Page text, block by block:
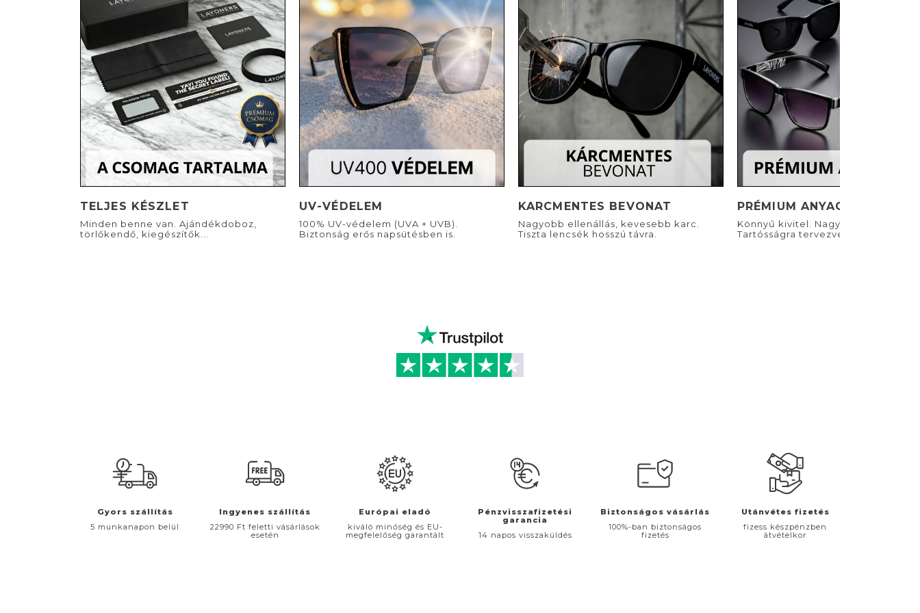
TELJES KÉSZLET
Minden benne van. Ajándékdoboz,
törlőkendő, kiegészítők...
UV-VÉDELEM
100% UV-védelem (UVA + UVB).
Biztonság erős napsütésben is.
KARCMENTES BEVONAT
Nagyobb ellenállás, kevesebb karc.
Tiszta lencsék hosszú távra.
PRÉMIUM ANYAGOK
Könnyű kivitel. Nagyszerű viselet.
Tartósságra tervezve.
Gyors szállítás
5 munkanapon belül
Ingyenes szállítás
22990 Ft feletti vásárlások
esetén
Európai eladó
kiváló minőség és EU-
megfelelőség garantált
Pénzvisszafizetési
garancia
14 napos visszaküldés
Biztonságos vásárlás
100%-ban biztonságos
fizetés
Utánvétes fizetés
fizess készpénzben
átvételkor